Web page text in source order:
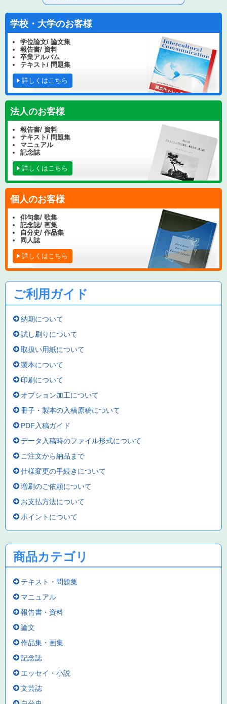
学校・大学のお客様
学位論文/ 論文集
報告書/ 資料
卒業アルバム
テキスト/ 問題集
詳しくはこちら
法人のお客様
報告書/ 資料
テキスト/ 問題集
マニュアル
記念誌
詳しくはこちら
個人のお客様
俳句集/ 歌集
記念誌/ 画集
自分史/ 作品集
同人誌
詳しくはこちら
ご利用ガイド
納期について
試し刷りについて
取扱い用紙について
製本について
印刷について
オプション加工について
冊子・製本の入稿原稿について
PDF入稿ガイド
データ入稿時のファイル形式について
ご注文から納品まで
仕様変更の手続きについて
増刷のご依頼について
お支払方法について
ポイントについて
商品カテゴリ
テキスト・問題集
マニュアル
報告書・資料
論文
作品集・画集
記念誌
エッセイ・小説
文芸誌